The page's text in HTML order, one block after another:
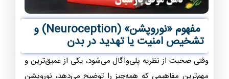
مفهوم «نوروپشن» (Neuroception) و
تشخیص امنیت یا تهدید در بدن
وقتی صحبت از نظریه پلی‌واگال می‌شود، یکی از عمیق‌ترین و
مهم‌ترین مفاهیمی که همه‌چیز را توضیح می‌دهد، نوروپشن